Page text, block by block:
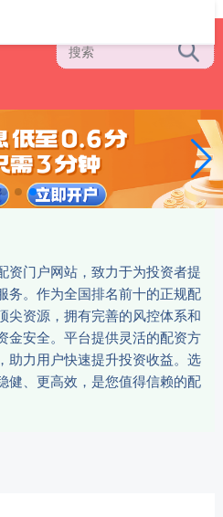
资门户网站，致力于为投资者提
务。作为全国排名前十的正规配
尖资源，拥有完善的风控体系和
金安全。平台提供灵活的配资方
助力用户快速提升投资收益。选
健、更高效，是您值得信赖的配